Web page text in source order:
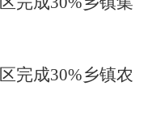
区完成30%乡镇农